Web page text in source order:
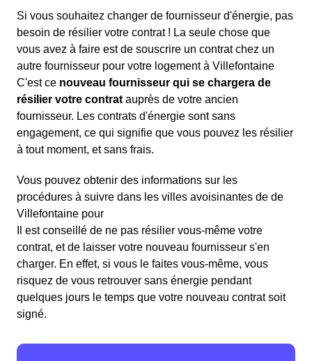
Si vous souhaitez changer de fournisseur d'énergie, pas
besoin de résilier votre contrat ! La seule chose que
vous avez à faire est de souscrire un contrat chez un
autre fournisseur pour votre logement à Villefontaine
C'est ce nouveau fournisseur qui se chargera de
résilier votre contrat auprès de votre ancien
fournisseur. Les contrats d'énergie sont sans
engagement, ce qui signifie que vous pouvez les résilier
à tout moment, et sans frais.
Vous pouvez obtenir des informations sur les
procédures à suivre dans les villes avoisinantes de de
Villefontaine pour
Il est conseillé de ne pas résilier vous-même votre
contrat, et de laisser votre nouveau fournisseur s'en
charger. En effet, si vous le faites vous-même, vous
risquez de vous retrouver sans énergie pendant
quelques jours le temps que votre nouveau contrat soit
signé.